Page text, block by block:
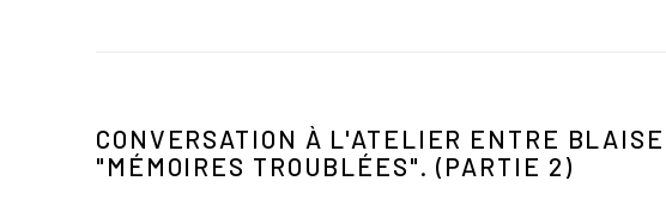
CONVERSATION À L'ATELIER ENTRE
"MÉMOIRES TROUBLÉES". (PARTIE 2)